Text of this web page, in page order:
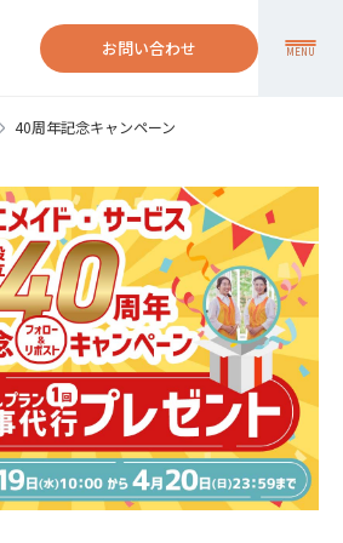
お問い合わせ MENU
40周年記念キャンペーン